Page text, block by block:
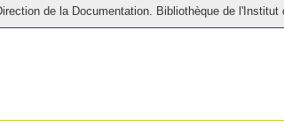
de la Documentation. Bibliothèque de